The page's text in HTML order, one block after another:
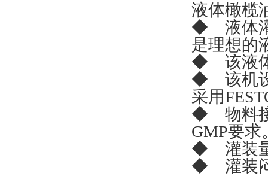
液体橄榄
◆ 液体灌
是理想的
◆ 该液体
◆ 该机设
采用
◆ 物料接
GMP要求
◆ 灌装量
◆ 灌装闷